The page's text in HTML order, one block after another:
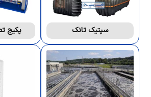
سپتیک تانک پکیج